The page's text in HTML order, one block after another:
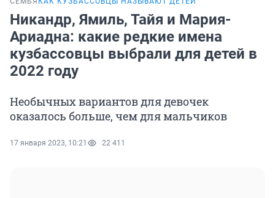
Никандр, Ямиль, Тайя и Мария-
Ариадна: какие редкие имена
кузбассовцы выбрали для детей в
2022 году
Необычных вариантов для девочек
оказалось больше, чем для мальчиков
17 января 2023, 10:21 22 411